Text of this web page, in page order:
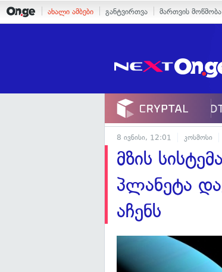
ახალი ამბები განტვირთვა მართვის მოწმობა
8 ივნისი, 12:01 კოსმოსი
მზის
პლანეტა
აჩენს